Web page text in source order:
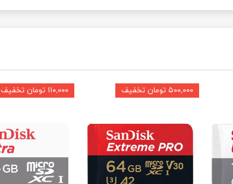
۱۱۰,۰۰۰ تومان تخفیف ۵۰۰,۰۰۰ تومان تخفیف